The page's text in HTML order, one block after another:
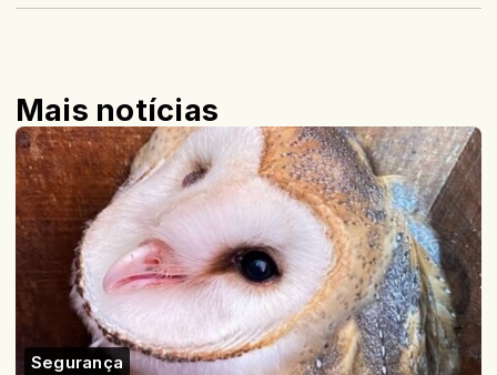
Mais notícias
Segurança